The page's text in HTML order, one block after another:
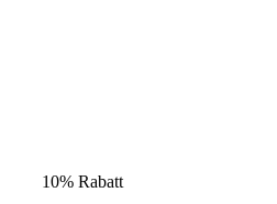
10% Rabatt